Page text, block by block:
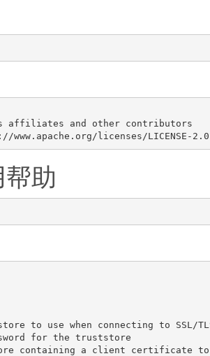
affiliates and other contributors
助
to use when connecting to SSL/
for the truststore
containing a client certificate